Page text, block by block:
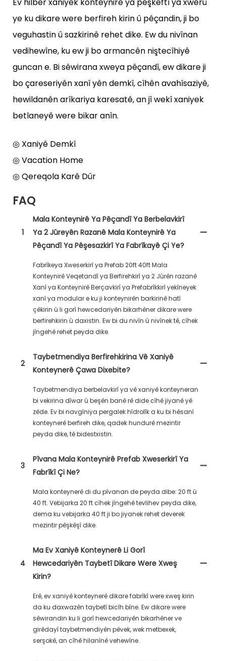
ye ku dikare were berfireh kirin û pêçandin, ji bo
veguhastin û sazkirinê rehet dike. Ew du nivînan
vedihewîne, ku ew ji bo armancên niştecîhiyê
guncan e. Bi sêwirana xweya pêçandî, ew dikare ji
bo çareseriyên xanî yên demkî, cîhên avahîsaziyê,
hewildanên arîkariya karesatê, an jî wekî xaniyek
betlaneyê were bikar anîn.
◎ Xaniyê Demkî
◎ Vacation Home
◎ Qereqola Karê Dûr
FAQ
1
Mala Konteynirê Ya Pêçandî Ya Berbelavkirî
Ya 2 Jûreyên Razanê Mala Konteynirê Ya
Pêçandî Ya Pêşesazkirî Ya Fabrîkayê Çi Ye?
Fabrîkeya Xweserkirî ya Prefab 20ft 40ft Mala
Konteynirê Veqetandî ya Berfirehkirî ya 2 Jûrên razanê
Xanî ya Konteynirê Berçavkirî ya Prefabrîkkirî yekîneyek
xanî ya modular e ku ji konteynirên barkirinê hatî
çêkirin û li gorî hewcedariyên bikarhêner dikare were
berfirehkirin û daxistin. Ew bi du nivîn û nivînek tê, cîhek
jîngehê rehet peyda dike.
2
Taybetmendiya Berfirehkirina Vê Xaniyê
Konteynerê Çawa Dixebite?
Taybetmendiya berbelavkirî ya vê xaniyê konteyneran
bi vekirina dîwar û beşên banê rê dide cîhê jiyanê yê
zêde. Ev bi navgîniya pergalek hîdrolîk a ku bi hêsanî
konteynerê berfireh dike, qadek hundurê mezintir
peyda dike, tê bidestxistin.
3
Pîvana Mala Konteynirê Prefab Xweserkirî Ya
Fabrîkî Çi Ne?
Mala konteynerê di du pîvanan de peyda dibe: 20 ft û
40 ft. Vebijarka 20 ft cîhek jîngehê tevlihev peyda dike,
dema ku vebijarka 40 ft ji bo jiyanek rehet deverek
mezintir pêşkêşî dike.
4
Ma Ev Xaniyê Konteynerê Li Gorî
Hewcedariyên Taybetî Dikare Were Xweş
Kirin?
Erê, ev xaniyê konteynerê dikare fabrîkî were xweş kirin
da ku daxwazên taybetî bicîh bîne. Ew dikare were
sêwirandin ku li gorî hewcedariyên bikarhêner ve
girêdayî taybetmendiyên pêvek, wek metbexek,
serşokê, an cîhê hilanînê vehewîne.